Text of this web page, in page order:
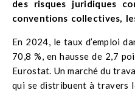
des risques juridiques
conventions collectives,
dette sociale silencieuse
En 2024, le taux d’emploi
70,8 %, en hausse de 2,7
Eurostat. Un marché du
qui se distribuent à travers